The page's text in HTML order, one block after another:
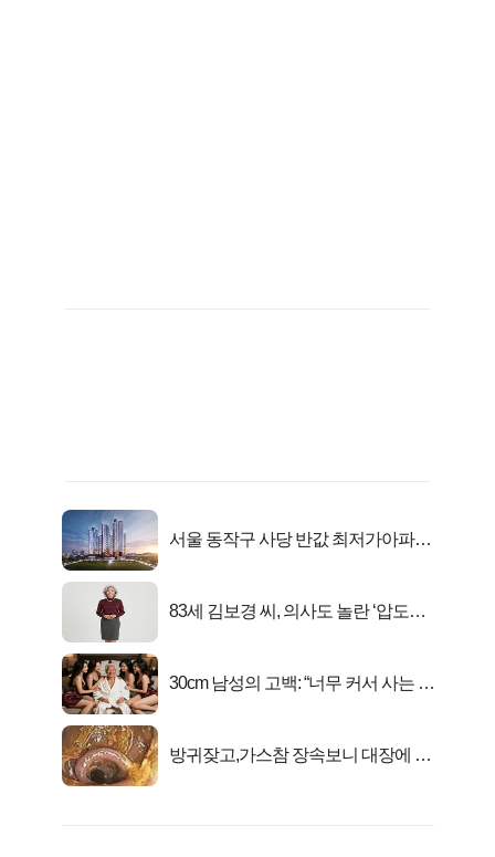
서울 동작구 사당 반값 최저가아파트
83세 김보경 씨, 의사도 놀란 ‘압도적
30cm 남성의 고백: “너무 커서 사는 게
방귀잦고,가스참 장속보니 대장에 똥